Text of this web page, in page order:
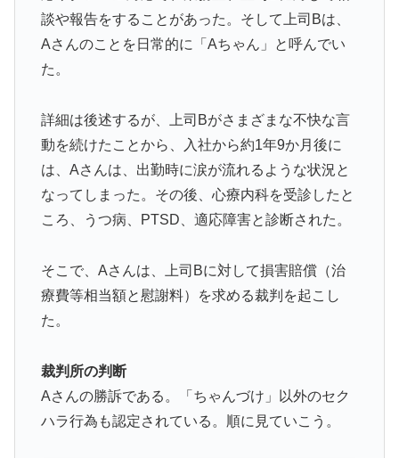
▶ 大地震が起きても手術をやり遂げる日本の医療チーム、
レビ番組が最新SNSの数十年先を行っていたと話題に
▶ 【MLB】化け物みたいな球を投げるクローザーを先発に
転向させないのはなんで？ → 「100mとマラソンの違
い」「先発は2－3種類の一級品の変化球が必要だから
海外でも凄すぎると絶賛
▶ 国際的な小咄 読者投稿 中小企業診断士受験者向けのIT
抜けるように注射していたものがこちら…」→「恥ずか
しい…（ﾌﾞﾙﾌﾞﾙ」＝韓国の反応
▶
韓国人「韓国人が衝撃を受けた意外な日本の運転文化が
談や報告をすることがあった。そして上司Bは、
Aさんのことを日常的に「Aちゃん」と呼んでい
た。
詳細は後述するが、上司Bがさまざまな不快な言
動を続けたことから、入社から約1年9か月後に
は、Aさんは、出勤時に涙が流れるような状況と
なってしまった。その後、心療内科を受診したと
ころ、うつ病、PTSD、適応障害と診断された。
そこで、Aさんは、上司Bに対して損害賠償（治
療費等相当額と慰謝料）を求める裁判を起こし
た。
裁判所の判断
Aさんの勝訴である。「ちゃんづけ」以外のセク
ハラ行為も認定されている。順に見ていこう。